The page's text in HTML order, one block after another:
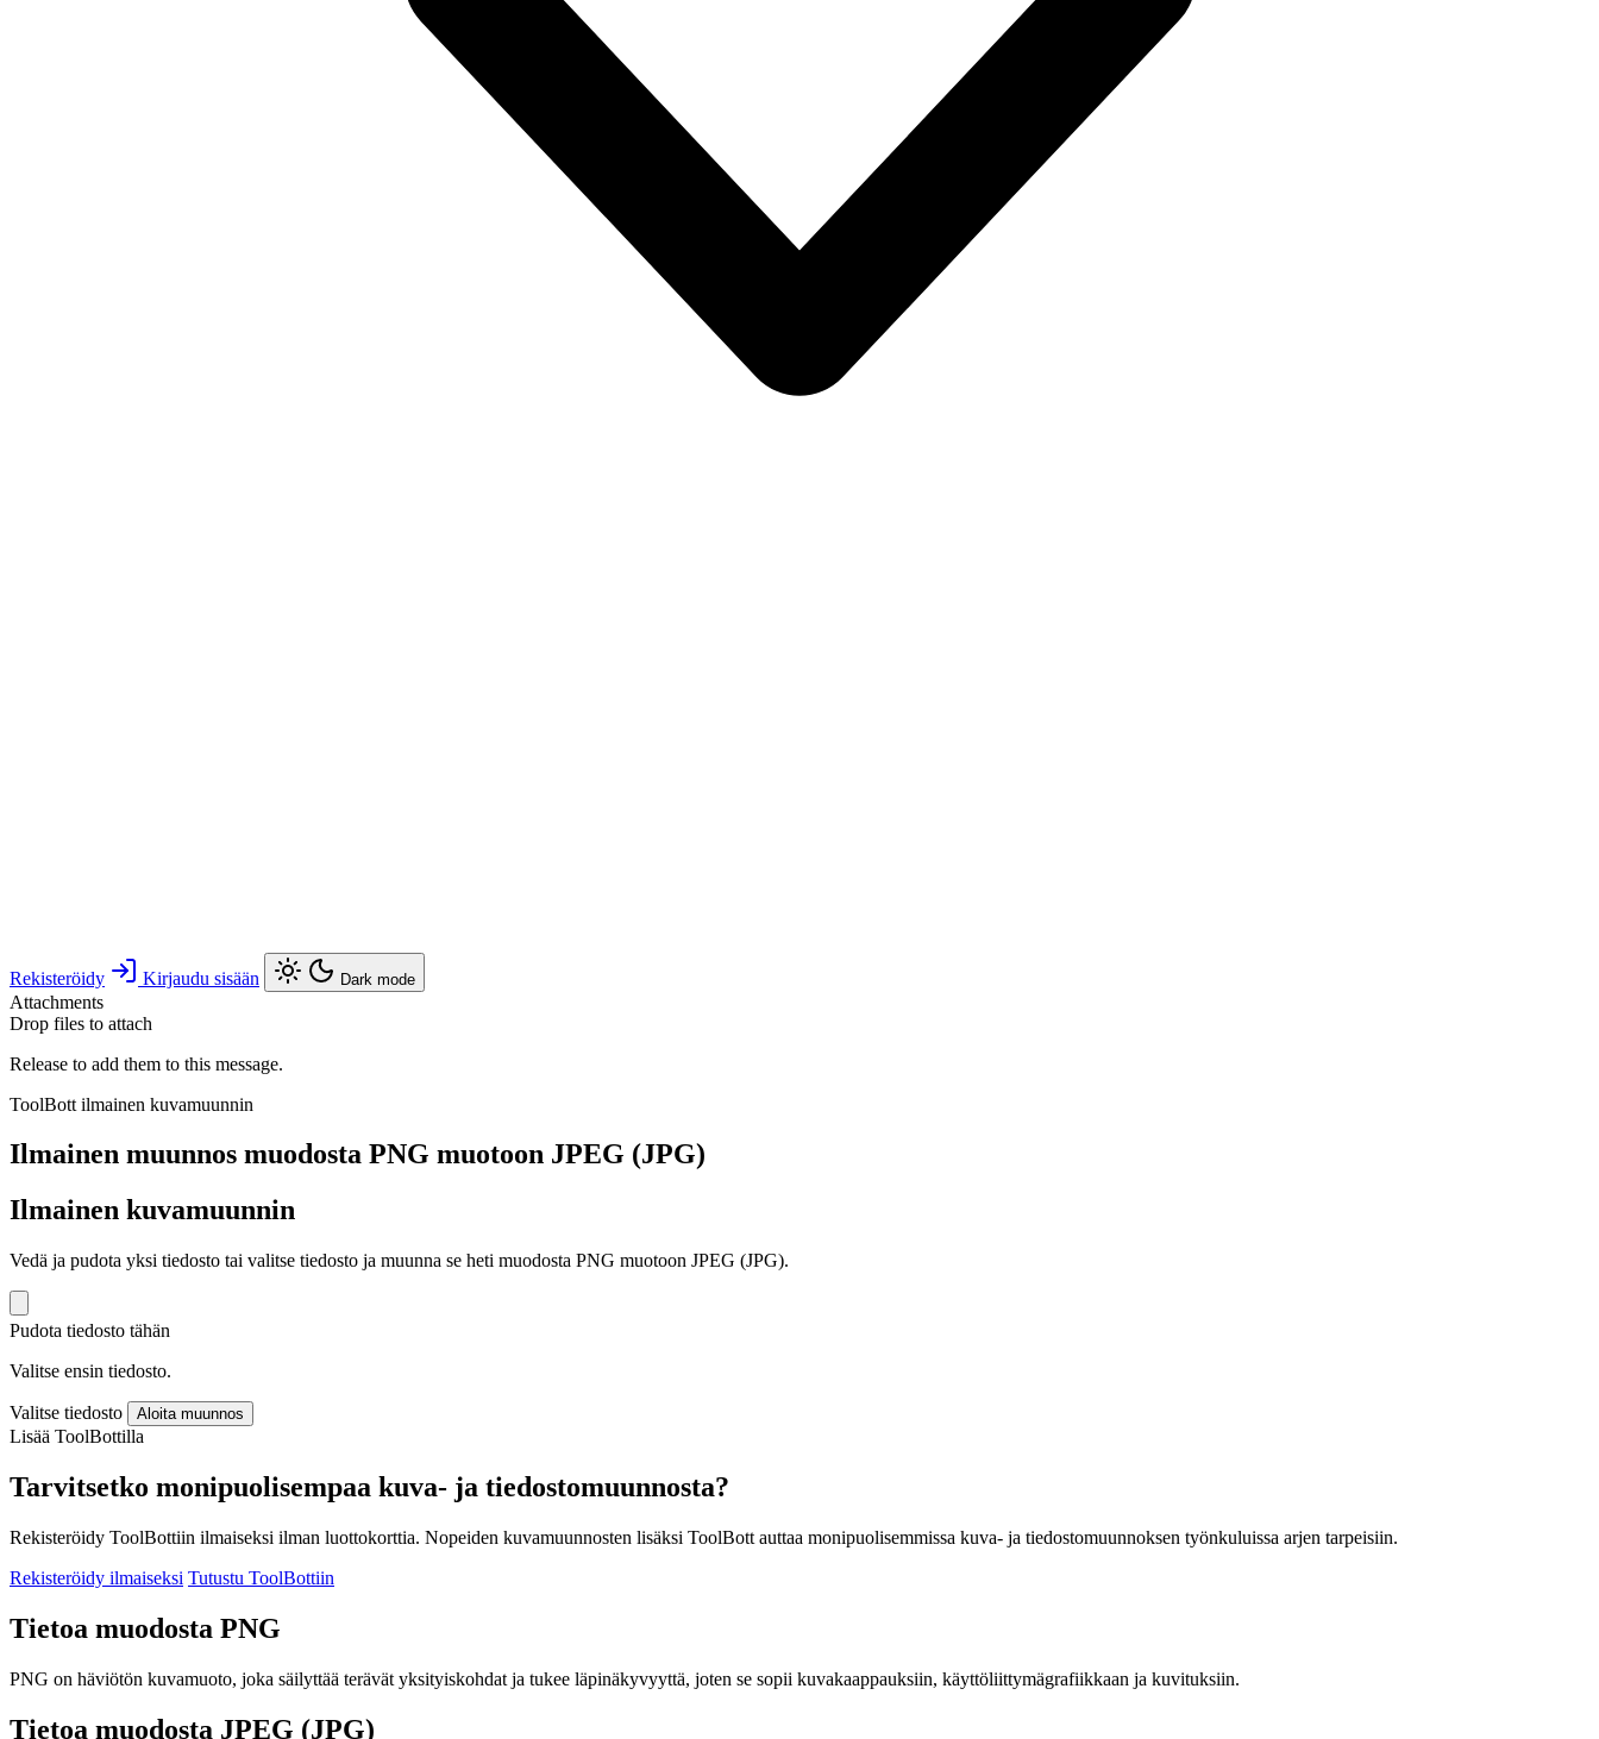
Rekisteröidy Kirjaudu sisään Dark mode
Attachments
Drop files to attach
Release to add them to this message.
ToolBott ilmainen kuvamuunnin
Ilmainen muunnos muodosta PNG muotoon JPEG (JPG)
Ilmainen kuvamuunnin
Vedä ja pudota yksi tiedosto tai valitse tiedosto ja muunna se heti muodosta PNG muotoon JPEG (JPG).
Pudota tiedosto tähän
Valitse ensin tiedosto.
Valitse tiedosto Aloita muunnos
Lisää ToolBottilla
Tarvitsetko monipuolisempaa kuva- ja tiedostomuunnosta?
Rekisteröidy ToolBottiin ilmaiseksi ilman luottokorttia. Nopeiden kuvamuunnosten lisäksi ToolBott auttaa monipuolisemmissa kuva- ja tiedostomuunnoksen työnkuluissa arjen tarpeisiin.
Rekisteröidy ilmaiseksi Tutustu ToolBottiin
Tietoa muodosta PNG
PNG on häviötön kuvamuoto, joka säilyttää terävät yksityiskohdat ja tukee läpinäkyvyyttä, joten se sopii kuvakaappauksiin, käyttöliittymägrafiikkaan ja kuvituksiin.
Tietoa muodosta JPEG (JPG)